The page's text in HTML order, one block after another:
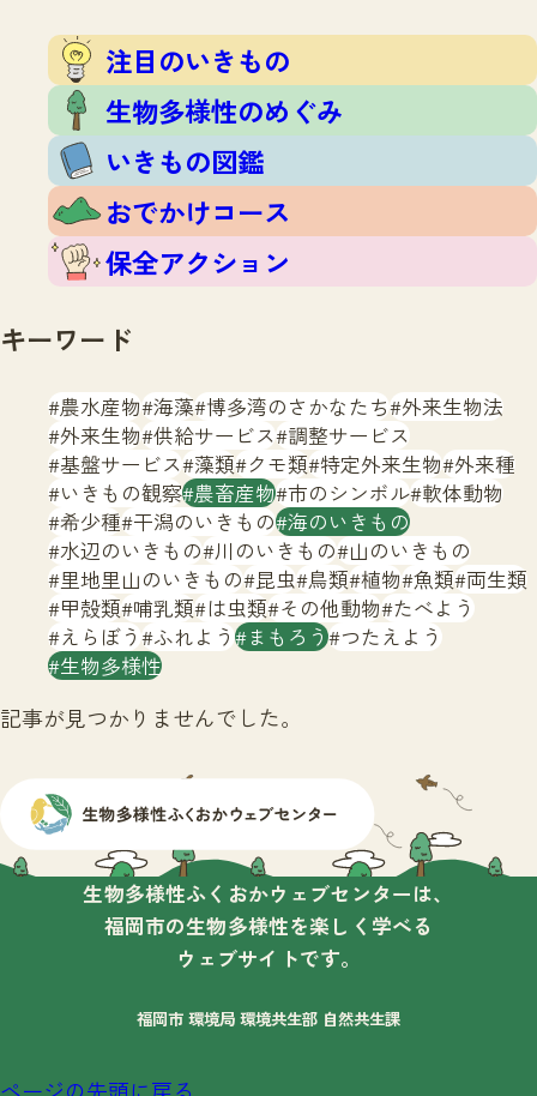
文字サイズ 小 中 大
注目のいきもの
生物多様性のめぐみ
いきもの図鑑
おでかけコース
保全アクション
いきもの調査隊
調査レポート
調査レポートTOP
調査結果
ふくおかいきものマップ
マッチング
マッチングTOP
掲載申し込みフォーム
お問合せ
生物多様性ふくおかウェブセンターとは
サイトマップ
注目のいきもの
生物多様性のめぐみ
いきもの図鑑
おでかけコース
保全アクション
キーワード
農水産物 海藻 博多湾のさかなたち 外来生物法
外来生物 供給サービス 調整サービス
基盤サービス 藻類 クモ類 特定外来生物 外来種
いきもの観察 農畜産物 市のシンボル 軟体動物
希少種 干潟のいきもの 海のいきもの
水辺のいきもの 川のいきもの 山のいきもの
里地里山のいきもの 昆虫 鳥類 植物 魚類 両生類
甲殻類 哺乳類 は虫類 その他動物 たべよう
えらぼう ふれよう まもろう つたえよう
生物多様性
記事が見つかりませんでした。
生物多様性ふくおかウェブセンターは、
福岡市の生物多様性を楽しく学べる
ウェブサイトです。
福岡市 環境局 環境共生部 自然共生課